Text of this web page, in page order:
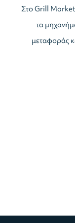
Στο Grill Market
τα
μεταφοράς